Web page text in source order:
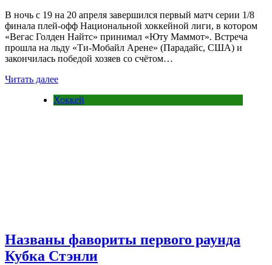
В ночь с 19 на 20 апреля завершился первый матч серии 1/8
финала плей-офф Национальной хоккейной лиги, в котором
«Вегас Голден Найтс» принимал «Юту Маммот». Встреча
прошла на льду «Ти-Мобайл Арене» (Парадайс, США) и
закончилась победой хозяев со счётом…
Читать далее
Хоккей
Названы фавориты первого раунда
Кубка Стэнли